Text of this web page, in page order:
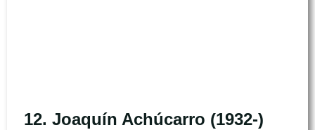
12. Joaquín Achúcarro (1932-)